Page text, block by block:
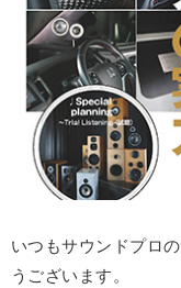
いつもサウンドプロ
うございます。